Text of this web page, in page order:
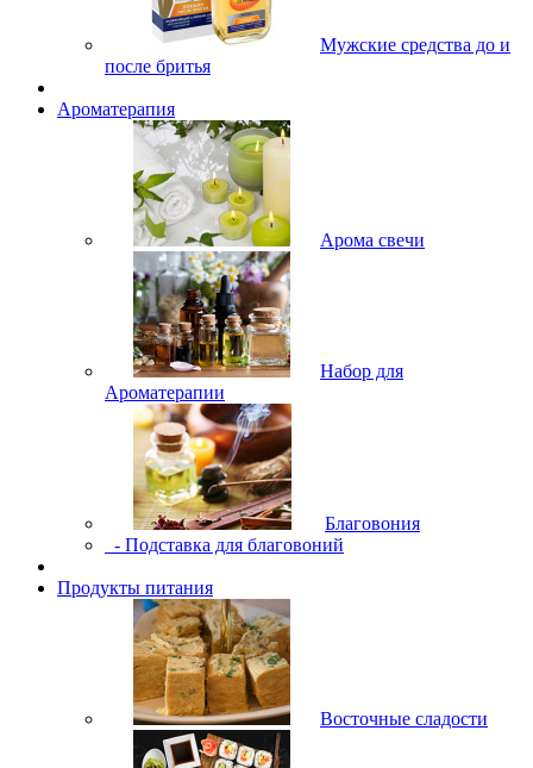
Мужские средства до и
после бритья
Ароматерапия
Арома свечи
Набор для
Ароматерапии
Благовония
- Подставка для благовоний
Продукты питания
Восточные сладости